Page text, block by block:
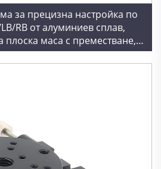
за прецизна настройка по
LB/RB от алуминиев сплав,
плоска маса с преместване,
малка